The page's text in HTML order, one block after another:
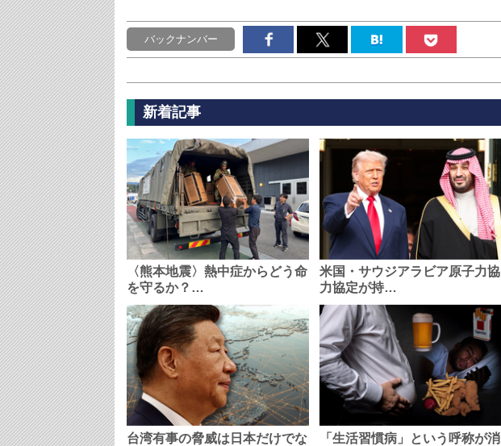
バックナンバー
新着記事
〈熊本地震〉熱中症からどう命
を守るか？…
米国・サウジアラビア原子力協
力協定が持…
台湾有事の脅威は日本だけでな
「生活習慣病」という呼称が消